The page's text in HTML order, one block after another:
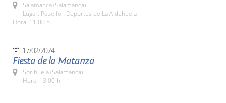
Salamanca (Salamanca)
Lugar: Pabellón Deportes de La Aldehuela
Hora: 11:00 h.
17/02/2024
Fiesta de la Matanza
Sorihuela (Salamanca)
Hora: 13:00 h.